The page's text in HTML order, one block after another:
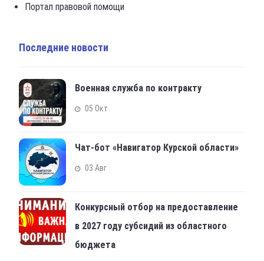
Портал правовой помощи
Последние новости
Военная служба по контракту
05 Окт
Чат-бот «Навигатор Курской области»
03 Авг
Конкурсный отбор на предоставление
в 2027 году субсидий из областного
бюджета